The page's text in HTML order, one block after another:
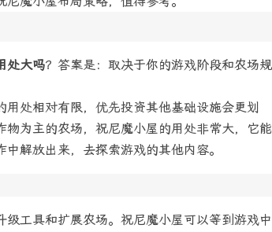
处大吗？答案是：取决于你的游戏阶段和农场规
处相对有限，优先投资其他基础设施会更划
为主的农场，祝尼魔小屋的用处非常大，它能
解放出来，去探索游戏的其他内容。
级工具和扩展农场。祝尼魔小屋可以等到游戏中